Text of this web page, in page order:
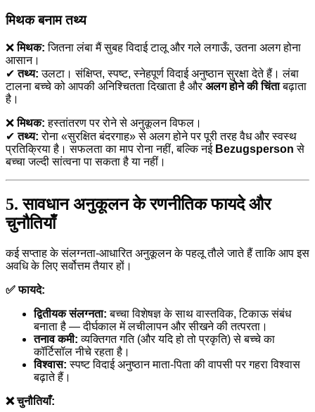
मिथक बनाम तथ्य
❌मिथक: जितना लंबा मैं सुबह विदाई टालू और गले लगाऊँ, उतना अलग होना
आसान।
✔तथ्य: उलटा। संक्षिप्त, स्पष्ट, स्नेहपूर्ण विदाई अनुष्ठान सुरक्षा देते हैं। लंबा
टालना बच्चे को आपकी अनिश्चितता दिखाता है औरअलग होने की चिंताबढ़ाता
है।
❌मिथक: हस्तांतरण पर रोने से अनुकूलन विफल।
✔तथ्य: रोना «सुरक्षित बंदरगाह» से अलग होने पर पूरी तरह वैध और स्वस्थ
प्रतिक्रिया है। सफलता का माप रोना नहीं, बल्कि नई Bezugsperson से
बच्चा जल्दी सांत्वना पा सकता है या नहीं।
5. सावधान अनुकूलन के रणनीतिक फायदे और
चुनौतियाँ
कई सप्ताह के संलग्नता-आधारित अनुकूलन के पहलू तौले जाते हैं ताकि आप इस
अवधि के लिए सर्वोत्तम तैयार हों।
✅ फायदे:
द्वितीयक संलग्नता: बच्चा विशेषज्ञ के साथ वास्तविक, टिकाऊ संबंध
बनाता है — दीर्घकाल में लचीलापन और सीखने की तत्परता।
तनाव कमी: व्यक्तिगत गति (और यदि हो तो प्रकृति) से बच्चे का
कॉर्टिसॉल नीचे रहता है।
विश्वास: स्पष्ट विदाई अनुष्ठान माता-पिता की वापसी पर गहरा विश्वास
बढ़ाते हैं।
❌ चुनौतियाँ: